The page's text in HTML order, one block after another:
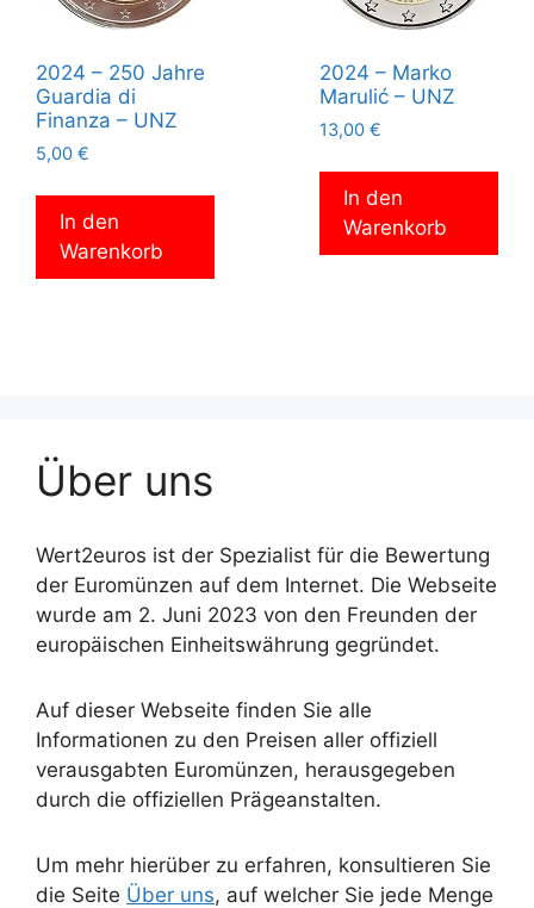
2024 – 250 Jahre
Guardia di
Finanza – UNZ
5,00 €
In den
Warenkorb
2024 – Marko
Marulić – UNZ
13,00 €
In den
Warenkorb
Über uns
Wert2euros ist der Spezialist für die Bewertung
der Euromünzen auf dem Internet. Die Webseite
wurde am 2. Juni 2023 von den Freunden der
europäischen Einheitswährung gegründet.
Auf dieser Webseite finden Sie alle
Informationen zu den Preisen aller offiziell
verausgabten Euromünzen, herausgegeben
durch die offiziellen Prägeanstalten.
Um mehr hierüber zu erfahren, konsultieren Sie
die Seite Über uns, auf welcher Sie jede Menge